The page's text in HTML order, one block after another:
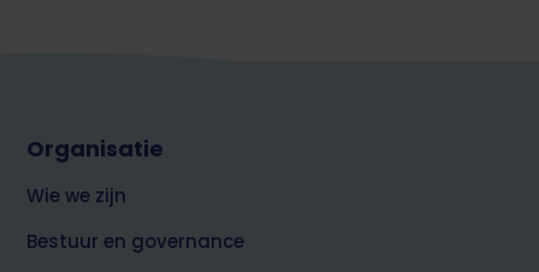
Footer
top
over
Water
Organisatie
Wie we zijn
Bestuur en governance